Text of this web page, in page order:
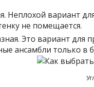
Неплохой вариант
не помещается.
Это вариант для
ансамбли только в